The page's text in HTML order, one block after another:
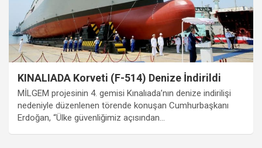
KINALIADA Korveti (F-514) Denize İndirildi
MİLGEM projesinin 4. gemisi Kınalıada’nın denize indirilişi
nedeniyle düzenlenen törende konuşan Cumhurbaşkanı
Erdoğan, “Ülke güvenliğimiz açısından…